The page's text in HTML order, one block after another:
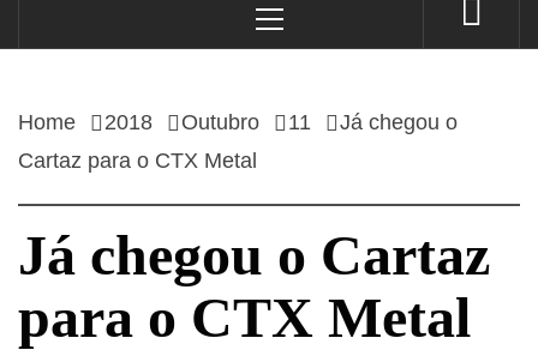
Menu
Home 2018 Outubro 11
Já chegou o
Cartaz para o CTX Metal
Já chegou o Cartaz
para o CTX Metal